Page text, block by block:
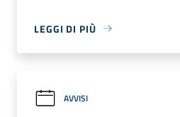
LEGGI DI PIÙ
AVVISI